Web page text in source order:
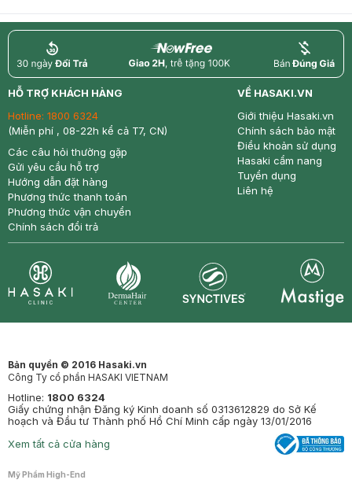
return nowfree price
HỖ TRỢ KHÁCH HÀNG
Hotline: 1800 6324
(Miễn phí , 08-22h kể cả T7, CN)
Các câu hỏi thường gặp
Gửi yêu cầu hỗ trợ
Hướng dẫn đặt hàng
Phương thức thanh toán
Phương thức vận chuyển
Chính sách đổi trả
VỀ HASAKI.VN
Giới thiệu Hasaki.vn
Chính sách bảo mật
Điều khoản sử dụng
Hasaki cẩm nang
Tuyển dụng
Liên hệ
Bản quyền © 2016 Hasaki.vn
Công Ty cổ phần HASAKI VIETNAM
Hotline: 1800 6324
Giấy chứng nhận Đăng ký Kinh doanh số 0313612829 do Sở Kế
hoạch và Đầu tư Thành phố Hồ Chí Minh cấp ngày 13/01/2016
Xem tất cả cửa hàng
Mỹ Phẩm High-End